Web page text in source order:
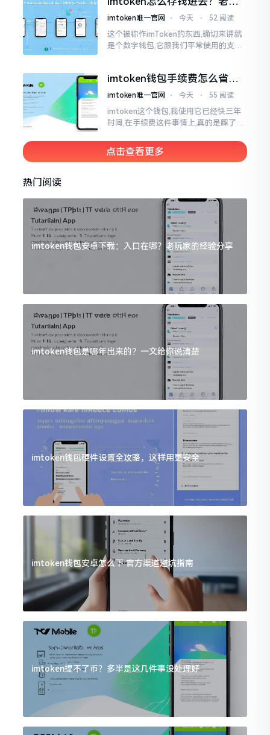
家教你把钱转进钱包
imtoken唯一官网 ⋅ 今天 ⋅ 52 阅读
这个被称作imToken的东西,确切来讲就
是个数字钱包,它跟我们平常使用的支付
时候都会陷入困惑
imtoken钱包手续费怎么省？
老玩家告诉你几个实在招
imtoken唯一官网 ⋅ 今天 ⋅ 55 阅读
imtoken这个钱包,我使用它已经快三年
时间,在手续费这件事情上,真的是踩了好
的时候,都会心疼得一直嘬牙花子
点击查看更多
热门阅读
imtoken钱包安卓下载：入口在哪？老玩家的经验分享
imtoken钱包是哪年出来的？一文给你说清楚
imtoken钱包硬件设置全攻略，这样用更安全
imtoken钱包安卓怎么下 官方渠道避坑指南
imtoken提不了币？多半是这几件事没处理好